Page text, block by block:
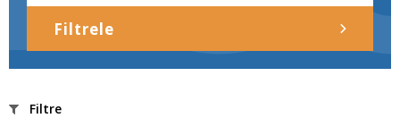
Filtrele
Filtre